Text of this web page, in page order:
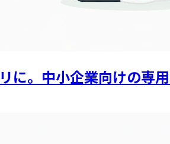
に。中小企業向けの専